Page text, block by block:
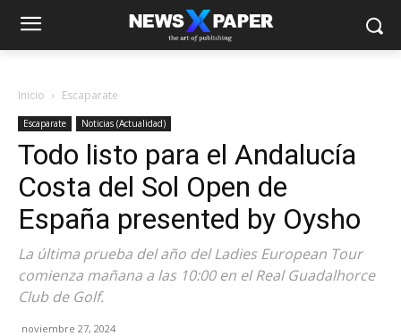
Inicio Escaparate
Escaparate Noticias (Actualidad)
Todo listo para el Andalucía
Costa del Sol Open de
España presented by Oysho
La última prueba del año del Ladies European Tour
comienza mañana a las 10:00 en el Real Guadalhorce
Club de Golf.
noviembre 27, 2024